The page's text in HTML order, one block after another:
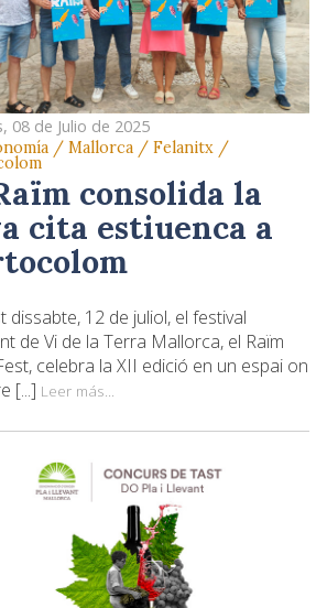
08 de Julio de 2025
/ Mallorca / Felanitx /
consolida la
cita estiuenca a
dissabte, 12 de juliol, el festival
de Vi de la Terra Mallorca, el Raïm
celebra la XII edició en un espai on
[...] Leer más...